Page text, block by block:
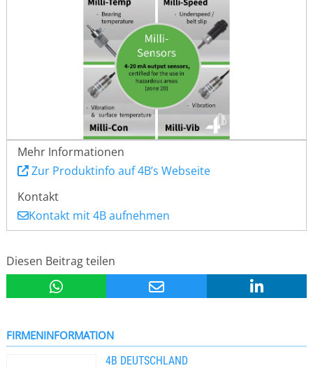
Mehr Informationen
Zur Produktinfo auf 4B’s Webseite
Kontakt
Kontakt mit 4B aufnehmen
Diesen Beitrag teilen
FIRMENINFORMATION
4B DEUTSCHLAND